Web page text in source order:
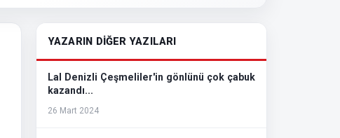
YAZARIN DİĞER YAZILARI
Lal Denizli Çeşmeliler'in gönlünü çok çabuk
kazandı...
26 Mart 2024